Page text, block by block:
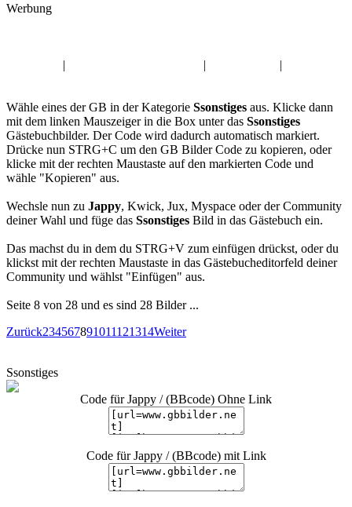
Werbung
| | |
Wähle eines der GB in der Kategorie Ssonstiges aus. Klicke dann
mit dem linken Mauszeiger in die Box unter das Ssonstiges
Gästebuchbilder. Der Code wird dadurch automatisch markiert.
Drücke nun STRG+C um den GB Bilder Code zu kopieren, oder
klicke mit der rechten Maustaste auf den markierten Code und
wähle "Kopieren" aus.
Wechsle nun zu Jappy, Kwick, Jux, Myspace oder der Community
deiner Wahl und füge das Ssonstiges Bild in das Gästebuch ein.
Das machst du in dem du STRG+V zum einfügen drückst, oder du
klickst mit der rechten Maustaste in das Gästebucheditorfeld deiner
Community und wählst "Einfügen" aus.
Seite 8 von 28 und es sind 28 Bilder ...
Zurück234567891011121314Weiter
Ssonstiges
Code für Jappy / (BBcode) Ohne Link
Code für Jappy / (BBcode) mit Link